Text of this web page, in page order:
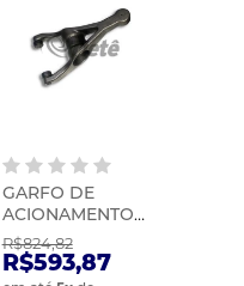
GARFO DE
ACIONAMENTO
DA EMBREAGEM
G240 | MIC | 1884
R$824,82
R$593,87